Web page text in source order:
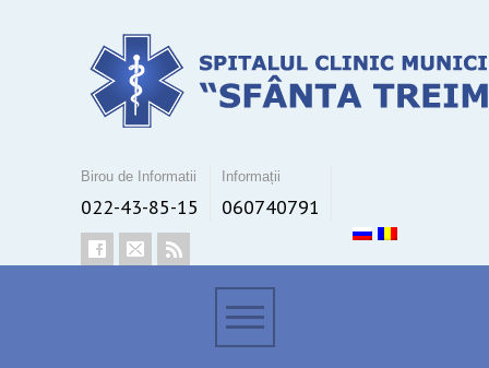
Birou de Informatii
022-43-85-15
Informații
060740791